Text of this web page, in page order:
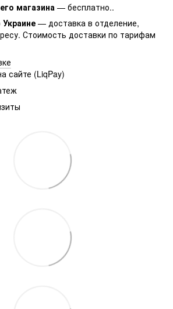
магазина — бесплатно..
— доставка в отделение,
Стоимость доставки по тарифам
сайте (LiqPay)